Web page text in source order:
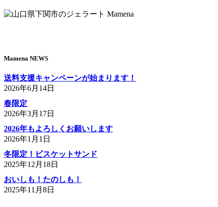
Mamena NEWS
送料支援キャンペーンが始まります！
2026年6月14日
春限定
2026年3月17日
2026年もよろしくお願いします
2026年1月1日
冬限定！ビスケットサンド
2025年12月18日
おいしも！たのしも！
2025年11月8日